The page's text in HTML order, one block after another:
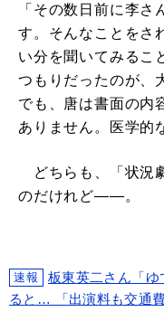
「その数日前に李
す。そんなことをさ
い分を聞いてみるこ
つもりだったのが
でも、唐は書面の内
ありません。医学的
どちらも、「状況
のだけれど――。
速報
板東英二さん「ゆ
ると… 「出演料も交通